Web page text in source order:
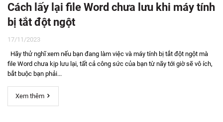
Cách lấy lại file Word chưa lưu khi máy tính
bị tắt đột ngột
17/11/2023
Hãy thử nghĩ xem nếu bạn đang làm việc và máy tính bị tắt đột ngột mà
file Word chưa kịp lưu lại, tất cả công sức của bạn từ nãy tới giờ sẽ vô ích,
bắt buộc bạn phải...
Xem thêm